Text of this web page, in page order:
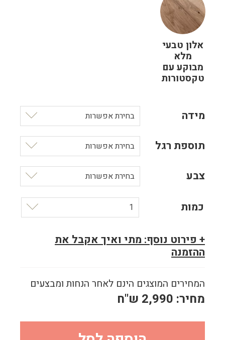
אלון טבעי
מלא
מבוקע עם
טקסטורות
מידה בחירת אפשרות
תוספת רגל בחירת אפשרות
צבע בחירת אפשרות
כמות 1
+ פירוט נוסף: מתי ואיך אקבל את
ההזמנה
המחירים המוצגים הינם לאחר הנחות ומבצעים
מחיר: 2,990 ש"ח